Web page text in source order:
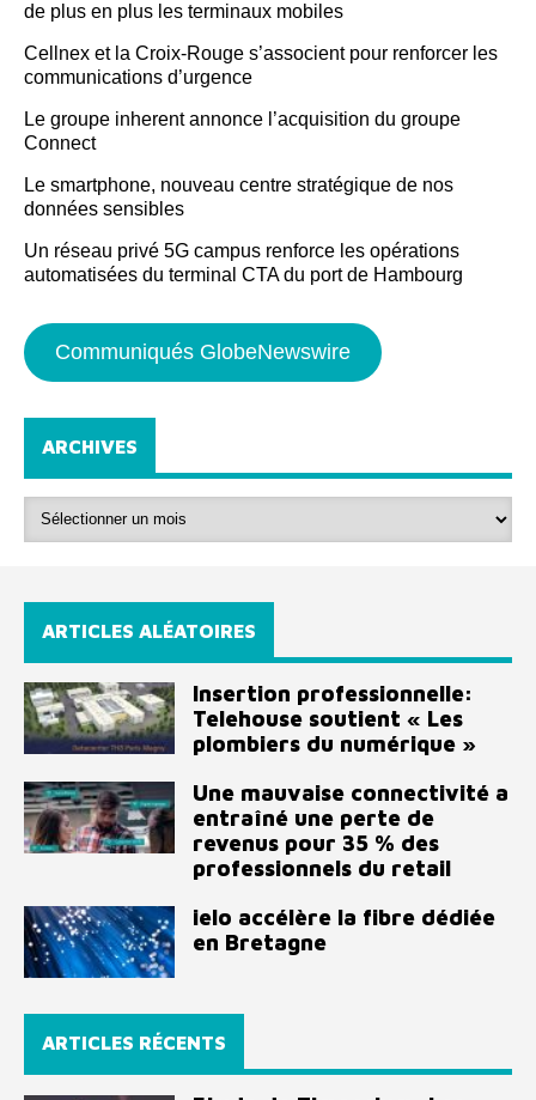
de plus en plus les terminaux mobiles
Cellnex et la Croix-Rouge s’associent pour renforcer les
communications d’urgence
Le groupe inherent annonce l’acquisition du groupe
Connect
Le smartphone, nouveau centre stratégique de nos
données sensibles
Un réseau privé 5G campus renforce les opérations
automatisées du terminal CTA du port de Hambourg
Communiqués GlobeNewswire
ARCHIVES
ARTICLES ALÉATOIRES
Insertion professionnelle:
Telehouse soutient « Les
plombiers du numérique »
Une mauvaise connectivité a
entraîné une perte de
revenus pour 35 % des
professionnels du retail
ielo accélère la fibre dédiée
en Bretagne
ARTICLES RÉCENTS